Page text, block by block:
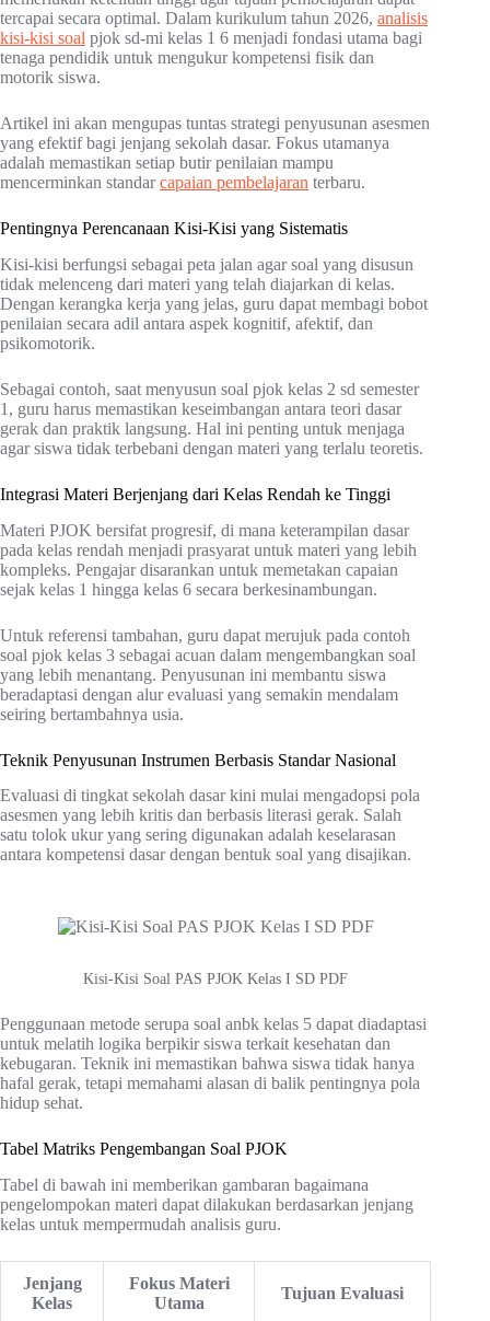
tercapai secara optimal. Dalam kurikulum tahun 2026, analisis
kisi-kisi soal pjok sd-mi kelas 1 6 menjadi fondasi utama bagi
tenaga pendidik untuk mengukur kompetensi fisik dan
motorik siswa.
Artikel ini akan mengupas tuntas strategi penyusunan asesmen
yang efektif bagi jenjang sekolah dasar. Fokus utamanya
adalah memastikan setiap butir penilaian mampu
mencerminkan standarcapaian pembelajaran terbaru.
Pentingnya Perencanaan Kisi-Kisi yang Sistematis
Kisi-kisi berfungsi sebagai peta jalan agar soal yang disusun
tidak melenceng dari materi yang telah diajarkan di kelas.
Dengan kerangka kerja yang jelas, guru dapat membagi bobot
penilaian secara adil antara aspek kognitif, afektif, dan
psikomotorik.
Sebagai contoh, saat menyusun soal pjok kelas 2 sd semester
1, guru harus memastikan keseimbangan antara teori dasar
gerak dan praktik langsung. Hal ini penting untuk menjaga
agar siswa tidak terbebani dengan materi yang terlalu teoretis.
Integrasi Materi Berjenjang dari Kelas Rendah ke Tinggi
Materi PJOK bersifat progresif, di mana keterampilan dasar
pada kelas rendah menjadi prasyarat untuk materi yang lebih
kompleks. Pengajar disarankan untuk memetakan capaian
sejak kelas 1 hingga kelas 6 secara berkesinambungan.
Untuk referensi tambahan, guru dapat merujuk pada contoh
soal pjok kelas 3 sebagai acuan dalam mengembangkan soal
yang lebih menantang. Penyusunan ini membantu siswa
beradaptasi dengan alur evaluasi yang semakin mendalam
seiring bertambahnya usia.
Teknik Penyusunan Instrumen Berbasis Standar Nasional
Evaluasi di tingkat sekolah dasar kini mulai mengadopsi pola
asesmen yang lebih kritis dan berbasis literasi gerak. Salah
satu tolok ukur yang sering digunakan adalah keselarasan
antara kompetensi dasar dengan bentuk soal yang disajikan.
Kisi-Kisi Soal PAS PJOK Kelas I SD PDF
Penggunaan metode serupa soal anbk kelas 5 dapat diadaptasi
untuk melatih logika berpikir siswa terkait kesehatan dan
kebugaran. Teknik ini memastikan bahwa siswa tidak hanya
hafal gerak, tetapi memahami alasan di balik pentingnya pola
hidup sehat.
Tabel Matriks Pengembangan Soal PJOK
Tabel di bawah ini memberikan gambaran bagaimana
pengelompokan materi dapat dilakukan berdasarkan jenjang
kelas untuk mempermudah analisis guru.
Jenjang
Kelas
Fokus Materi
Utama
Tujuan Evaluasi